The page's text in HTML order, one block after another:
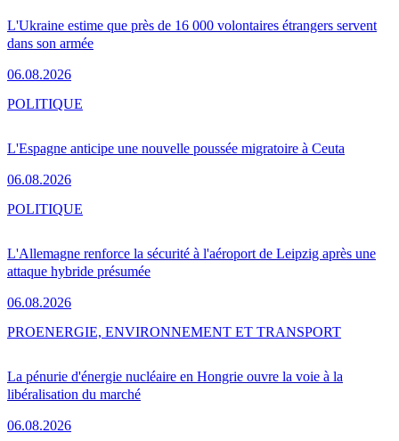
L'Ukraine estime que près de 16 000 volontaires étrangers servent
dans son armée
06.08.2026
L'Espagne anticipe une nouvelle poussée migratoire à Ceuta
06.08.2026
POLITIQUE
L'Allemagne renforce la sécurité à l'aéroport de Leipzig après une
attaque hybride présumée
06.08.2026
POLITIQUE
La pénurie d'énergie nucléaire en Hongrie ouvre la voie à la
libéralisation du marché
06.08.2026
PROENERGIE, ENVIRONNEMENT ET TRANSPORT